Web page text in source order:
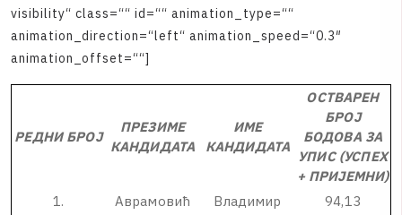
visibility“ class=““ id=““ animation type=““
animation direction=“left“ animation speed=“0.3″
animation offset=““]
РЕДНИ БРОЈ
ПРЕЗИМЕ
КАНДИДАТА
ИМЕ
КАНДИДАТА
ОСТВАРЕН
БРОЈ
БОДОВА ЗА
УПИС (УСПЕХ
+ ПРИЈЕМНИ)
1. Аврамовић Владимир 94,13